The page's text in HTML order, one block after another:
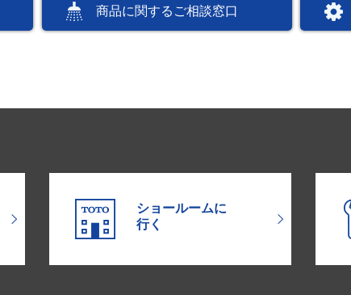
商品に関するご相談窓口
ショールームに
行く